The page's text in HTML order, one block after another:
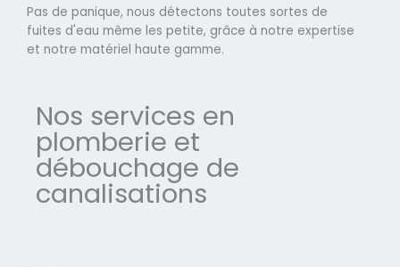
Pas de panique, nous détectons toutes sortes de
fuites d'eau même les petite, grâce à notre expertise
et notre matériel haute gamme.
Nos services en
plomberie et
débouchage de
canalisations